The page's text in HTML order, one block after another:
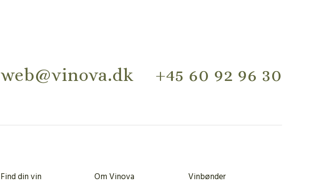
web@vinova.dk +45 60 92 96 30
Find din vin Om Vinova
Vinbønder